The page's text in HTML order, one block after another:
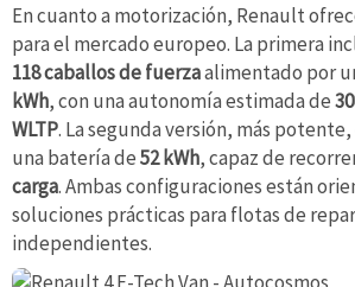
En cuanto a motorización, Renault
para el mercado europeo. La primera
118 caballos de fuerzaalimentado por
kWh, con una autonomía estimada de
WLTP. La segunda versión, más
una batería de52 kWh, capaz de
carga. Ambas configuraciones están
soluciones prácticas para flotas de
independientes.